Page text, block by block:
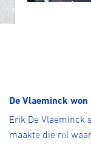
De Vlaeminck won
Erik De Vlaeminck
maakte die rol